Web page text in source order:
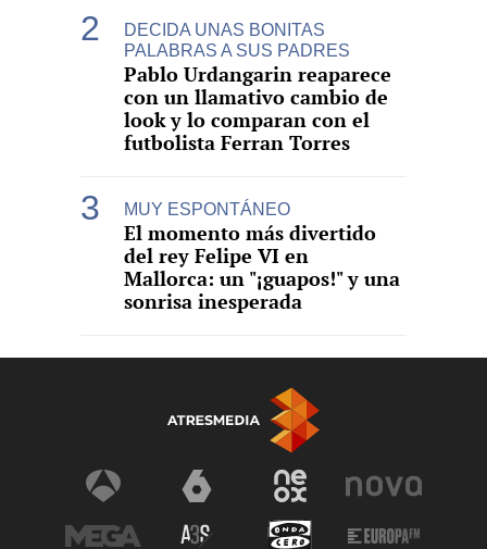
DECIDA UNAS BONITAS
PALABRAS A SUS PADRES
Pablo Urdangarin reaparece
con un llamativo cambio de
look y lo comparan con el
futbolista Ferran Torres
MUY ESPONTÁNEO
El momento más divertido
del rey Felipe VI en
Mallorca: un "¡guapos!" y una
sonrisa inesperada